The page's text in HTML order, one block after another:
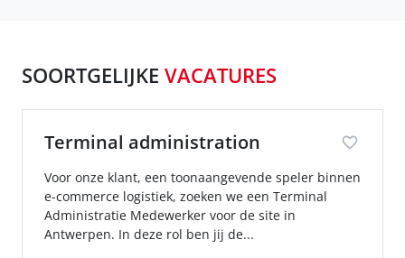
SOORTGELIJKE VACATURES
Terminal administration
Voor onze klant, een toonaangevende speler binnen
e-commerce logistiek, zoeken we een Terminal
Administratie Medewerker voor de site in
Antwerpen. In deze rol ben jij de...